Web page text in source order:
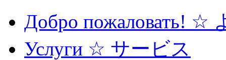
Добро пожаловать! ☆
Услуги ☆ サービス